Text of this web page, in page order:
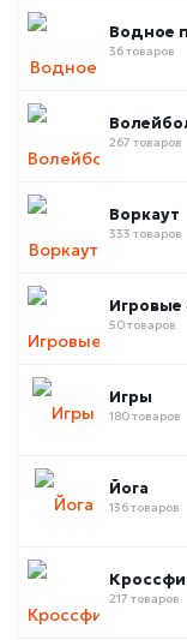
Водное
36 товаров
267 товаров
Воркаут
333 товаров
Игровые
50 товаров
Игры
180 товаров
Йога
136 товаров
217 товаров